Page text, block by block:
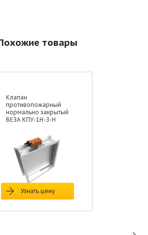
товары
Клапан
противопожарный
нормально закрытый
ВЕЗА КПУ-1Н-З-Н
Узнать цену